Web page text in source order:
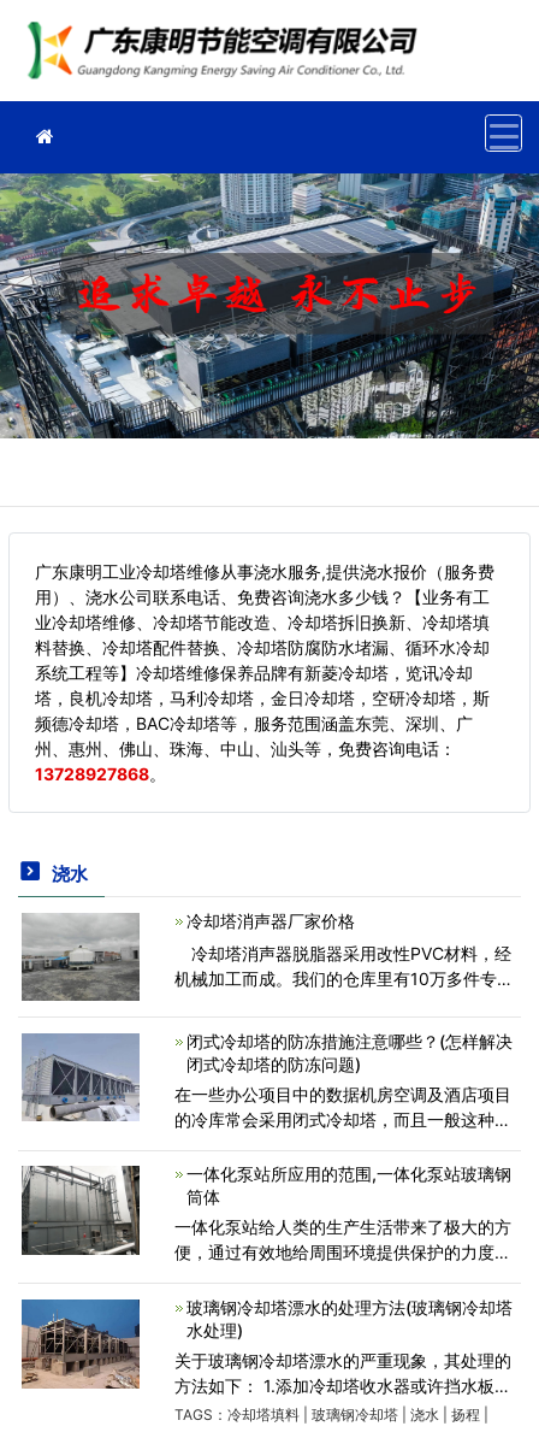
广东康明工业冷却塔维修从事浇水服务,提供浇水报价（服务费
用）、浇水公司联系电话、免费咨询浇水多少钱？【业务有工
业冷却塔维修、冷却塔节能改造、冷却塔拆旧换新、冷却塔填
料替换、冷却塔配件替换、冷却塔防腐防水堵漏、循环水冷却
系统工程等】冷却塔维修保养品牌有新菱冷却塔，览讯冷却
塔，良机冷却塔，马利冷却塔，金日冷却塔，空研冷却塔，斯
频德冷却塔，BAC冷却塔等，服务范围涵盖东莞、深圳、广
州、惠州、佛山、珠海、中山、汕头等， 免费咨询电话：
13728927868。
浇水
冷却塔消声器厂家价格
冷却塔消声器脱脂器采用改性PVC材料，经
机械加工而成。我们的仓库里有10万多件专门
换其他冷却塔。
闭式冷却塔的防冻措施注意哪些？(怎样解决
闭式冷却塔的防冻问题)
在一些办公项目中的数据机房空调及酒店项目
的冷库常会采用闭式冷却塔，而且一般这种冷
防冻措施，而对于不用的冷却塔可以排净排
空。 闭式冷却塔的
一体化泵站所应用的范围,一体化泵站玻璃钢
筒体
一体化泵站给人类的生产生活带来了极大的方
便，通过有效地给周围环境提供保护的力度这
样一个过程，从而真正体现出了泵站的实用价
值，发挥了重要的作用。 一体化预制泵站应用
范围： 1、生活小
玻璃钢冷却塔漂水的处理方法(玻璃钢冷却塔
水处理)
关于玻璃钢冷却塔漂水的严重现象，其处理的
方法如下： 1.添加冷却塔收水器或许挡水板，
能够有用的控制水分子的丢失。 2.调节风机叶
TAGS： 冷却塔填料| 玻璃钢冷却塔| 浇水| 扬程